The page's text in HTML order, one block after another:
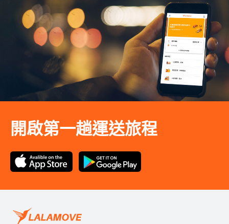
開啟第一趟運送旅程